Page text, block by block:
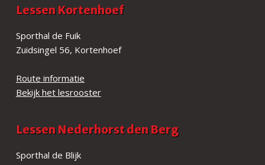
Lessen Kortenhoef
Sporthal de Fuik
Zuidsingel 56, Kortenhoef
Route informatie
Bekijk het lesrooster
Lessen Nederhorst den Berg
Sporthal de Blijk